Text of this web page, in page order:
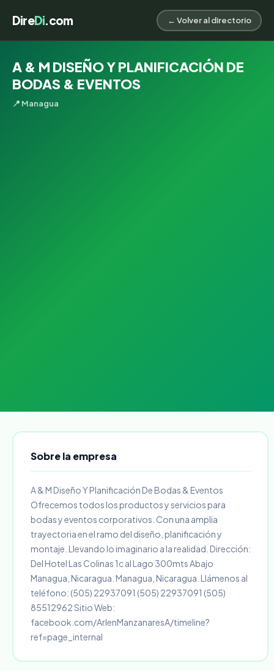
DireDi.com ← Volver al directorio
A & M DISEÑO Y PLANIFICACIÓN DE
BODAS & EVENTOS
📍 Managua
Sobre la empresa
A & M Diseño Y Planificación De Bodas & Eventos
Ofrecemos todos los productos y servicios para
bodas y eventos corporativos. Con una amplia
trayectoria en el ramo del diseño, planificación y
montaje. Llevando lo imaginario a la realidad. Dirección:
Del Hotel Las Colinas 1c al Lago 300mts Abajo
Managua, Nicaragua. Managua, Nicaragua. Llámenos al
teléfono: (505) 22937091 (505) 22937091 (505)
85512962 Sitio Web:
facebook.com/ArlenManzanaresA/timeline?
ref=page_internal